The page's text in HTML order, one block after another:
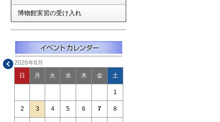
博物館実習の受け入れ
2026年8月
日 月 火 水 木 金 土
1
2 3 4 5 6 7 8